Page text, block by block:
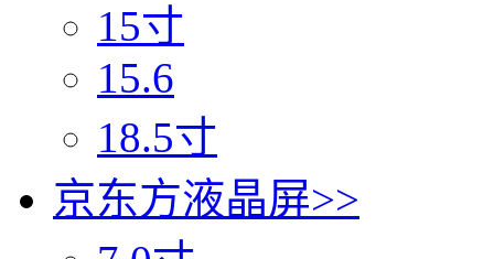
15寸
15.6
18.5寸
京东方液晶屏>>